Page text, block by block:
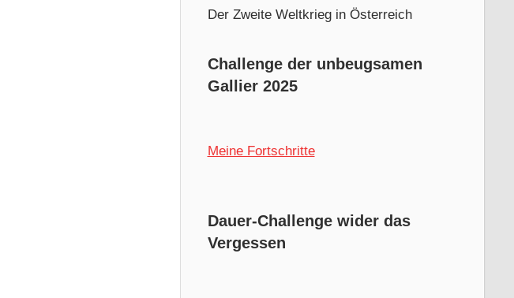
Der Zweite Weltkrieg in Österreich
Challenge der unbeugsamen
Gallier 2025
Meine Fortschritte
Dauer-Challenge wider das
Vergessen